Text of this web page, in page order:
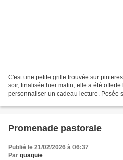
C'est une petite grille trouvée sur
soir, finalisée hier matin, elle a été
personnaliser un cadeau lecture. Posée
Promenade pastorale
Publié le 21/02/2026 à 06:37
Par quaquie